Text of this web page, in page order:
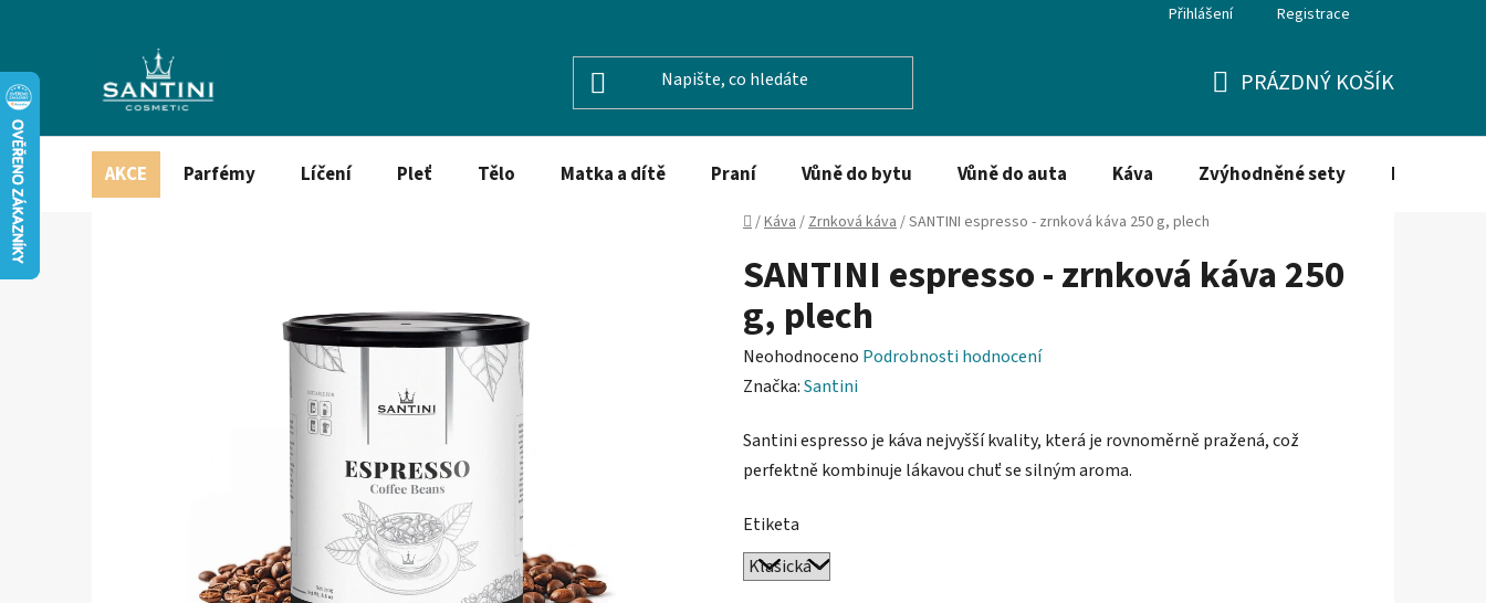
Přihlášení Registrace
KOŠÍK
PRÁZDNÝ KOŠÍK
AKCE Parfémy Líčení Pleť Tělo Matka a dítě Praní Vůně do bytu Vůně do auta Káva Zvýhodněné sety Dezinfekce
Domů
/Káva/Zrnková káva/SANTINI espresso - zrnková káva 250 g, plech
SANTINI espresso - zrnková káva 250
g, plech
Průměrné
hodnocení
je
0,0
5
hvězdiček.
Neohodnoceno Podrobnosti hodnocení
Značka:Santini
Santini espresso je káva nejvyšší kvality, která je rovnoměrně pražená, což
perfektně kombinuje lákavou chuť se silným aroma.
Etiketa